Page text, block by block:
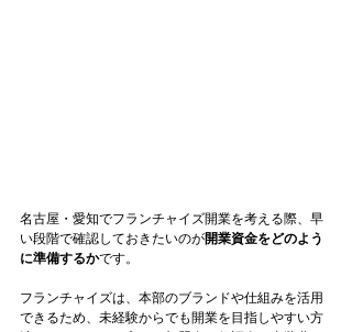
名古屋・愛知でフランチャイズ開業を考える際、早
い段階で確認しておきたいのが開業資金をどのよう
に準備するかです。
フランチャイズは、本部のブランドや仕組みを活用
できるため、未経験からでも開業を目指しやすい方